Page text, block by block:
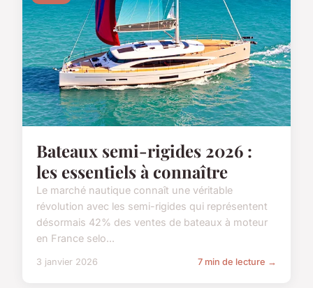
Bateaux semi-rigides 2026 :
les essentiels à connaître
Le marché nautique connaît une véritable
révolution avec les semi-rigides qui représentent
désormais 42% des ventes de bateaux à moteur
en France selo...
3 janvier 2026 7 min de lecture →